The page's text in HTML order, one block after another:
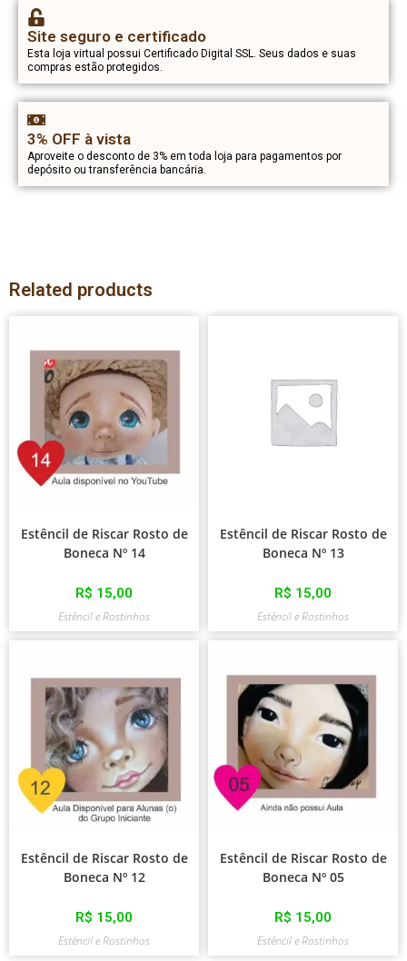
Site seguro e certificado
Esta loja virtual possui Certificado Digital SSL. Seus dados e suas
compras estão protegidos.
3% OFF à vista
Aproveite o desconto de 3% em toda loja para pagamentos por
depósito ou transferência bancária.
Related products
Estêncil de Riscar Rosto de
Boneca Nº 14
R$ 15,00
Estêncil e Rostinhos
Estêncil de Riscar Rosto de
Boneca Nº 13
R$ 15,00
Estêncil e Rostinhos
Estêncil de Riscar Rosto de
Boneca Nº 12
R$ 15,00
Estêncil e Rostinhos
Estêncil de Riscar Rosto de
Boneca Nº 05
R$ 15,00
Estêncil e Rostinhos